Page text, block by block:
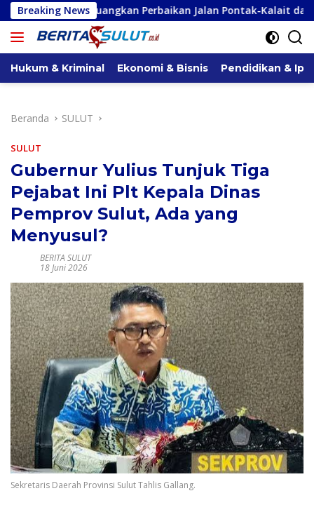
Langsung
ke
konten
Breaking News
Perbaikan Jalan Pontak-Kalait dan Amurang-Ratahan
Hukum & Kriminal Ekonomi & Bisnis Pendidikan &
Beranda SULUT
SULUT
Gubernur Yulius Tunjuk Tiga
Pejabat Ini Plt Kepala Dinas
Pemprov Sulut, Ada yang
Menyusul?
BERITA SULUT
18 Juni 2026
Sekretaris Daerah Provinsi Sulut Tahlis Gallang.